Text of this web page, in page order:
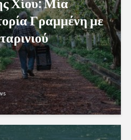
Γραμμένη με